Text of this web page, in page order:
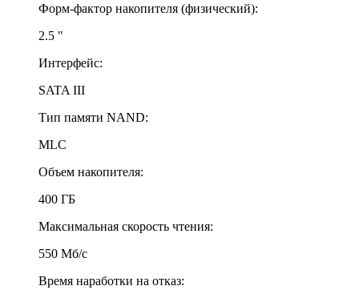
Форм-фактор накопителя (физический):
2.5 "
Интерфейс:
SATA III
Тип памяти NAND:
MLC
Объем накопителя:
400 ГБ
Максимальная скорость чтения:
550 Мб/с
Время наработки на отказ: